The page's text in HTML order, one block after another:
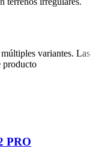
variantes. Las
producto
PRO